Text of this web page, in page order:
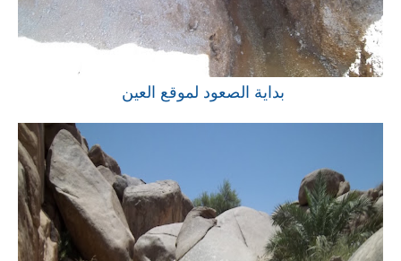
بداية الصعود لموقع العين